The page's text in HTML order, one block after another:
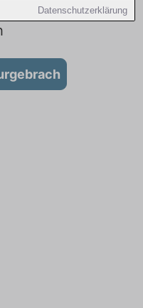
Datenschutzerklärung
für